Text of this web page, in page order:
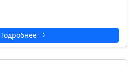
Подробнее